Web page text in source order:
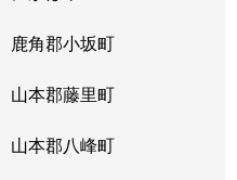
鹿角郡小坂町
山本郡藤里町
山本郡八峰町